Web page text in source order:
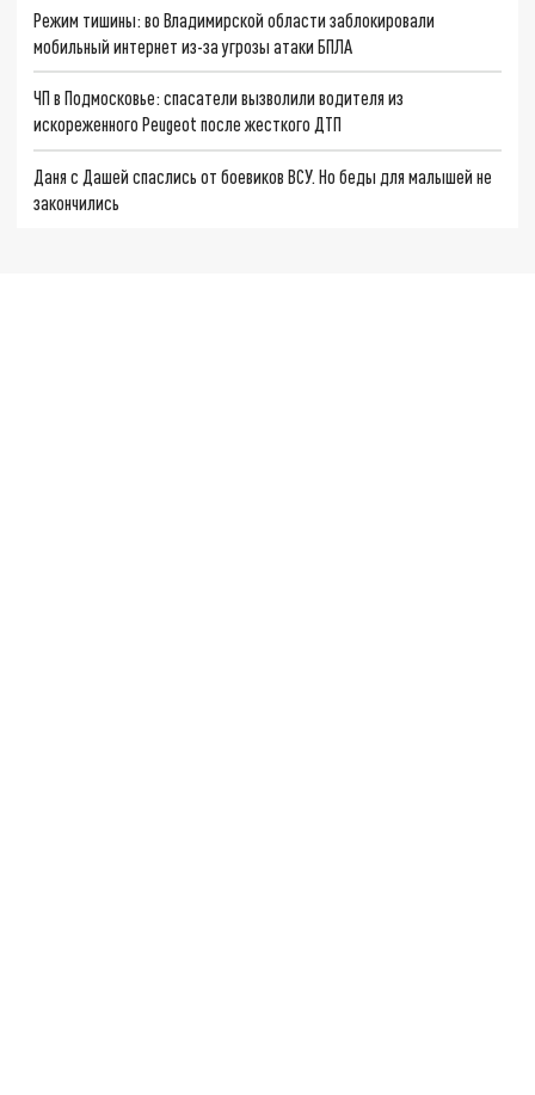
Режим тишины: во Владимирской области заблокировали
мобильный интернет из-за угрозы атаки БПЛА
ЧП в Подмосковье: спасатели вызволили водителя из
искореженного Peugeot после жесткого ДТП
Даня с Дашей спаслись от боевиков ВСУ. Но беды для малышей не
закончились